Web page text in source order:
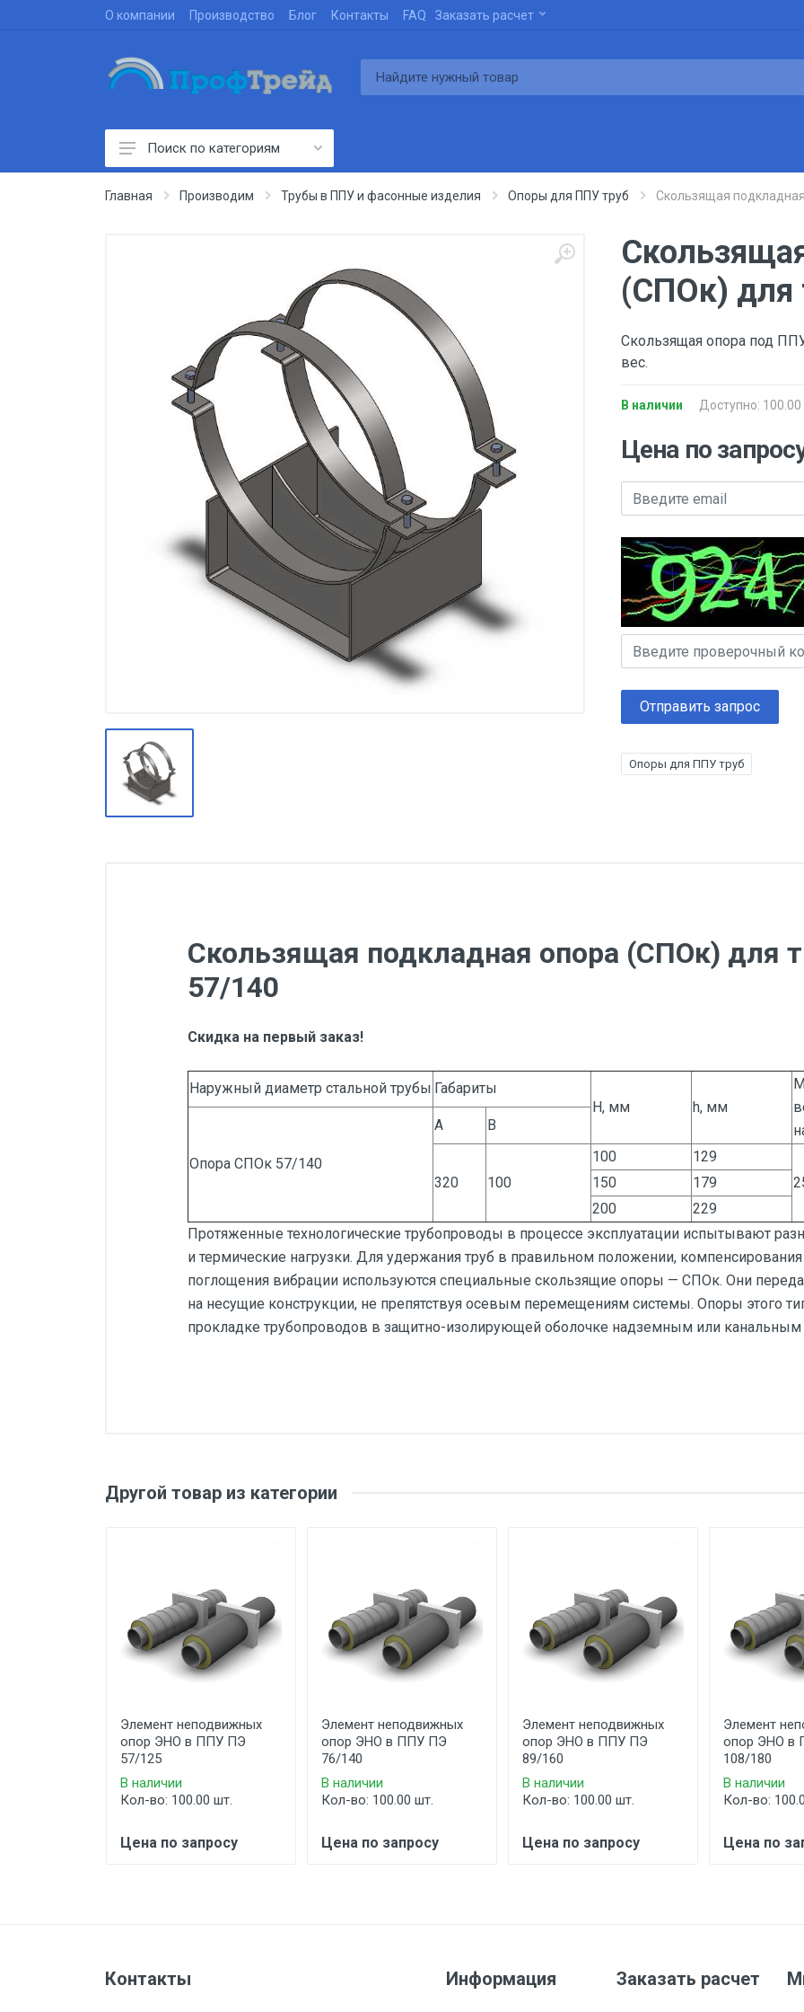
О компании Производство Блог Контакты FAQ Заказать расчет
Производим
Поиск по категориям
Главная Производим Трубы в ППУ и фасонные изделия Опоры для ППУ труб Скользящая
(СПОк) для
Скользящая опора под
вес.
В наличии Доступно: 100.00
Цена по
Отправить запрос
Опоры для ППУ труб
Скользящая подкладная опора (СПОк) для
57/140
Скидка на первый заказ!
Наружный диаметр стальной трубы Габариты
H, мм
h, мм
Опора СПОк 57/140
A B
320 100
100
129
150
179
200
229
Протяженные технологические трубопроводы в процессе эксплуатации испытывают
и термические нагрузки. Для удержания труб в правильном положении,
поглощения вибрации используются специальные скользящие опоры — СПОк. Они
на несущие конструкции, не препятствуя осевым перемещениям системы. Опоры этого
прокладке трубопроводов в защитно-изолирующей оболочке надземным или канальным
Другой товар из категории
Элемент неподвижных
опор ЭНО в ППУ ПЭ
57/125
В наличии
Кол-во: 100.00 шт.
Цена по запросу
Элемент неподвижных
опор ЭНО в ППУ ПЭ
76/140
В наличии
Кол-во: 100.00 шт.
Цена по запросу
Элемент неподвижных
опор ЭНО в ППУ ПЭ
89/160
В наличии
Кол-во: 100.00 шт.
Цена по запросу
Элемент
опор ЭНО в
108/180
В наличии
Кол-во:
Цена по
Контакты Информация Заказать расчет